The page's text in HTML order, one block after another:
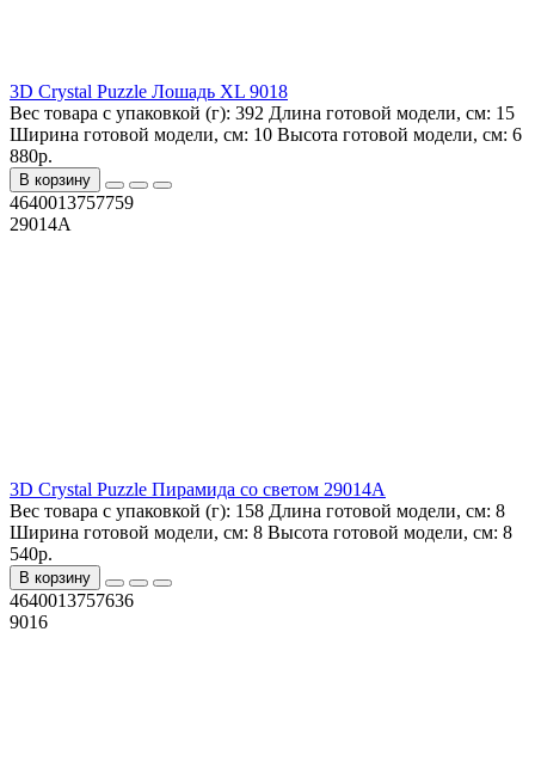
3D Crystal Puzzle Лошадь XL 9018
Вес товара с упаковкой (г): 392 Длина готовой модели, см: 15
Ширина готовой модели, см: 10 Высота готовой модели, см: 6
880р.
В корзину
4640013757759
29014A
3D Crystal Puzzle Пирамида со светом 29014А
Вес товара с упаковкой (г): 158 Длина готовой модели, см: 8
Ширина готовой модели, см: 8 Высота готовой модели, см: 8
540р.
В корзину
4640013757636
9016